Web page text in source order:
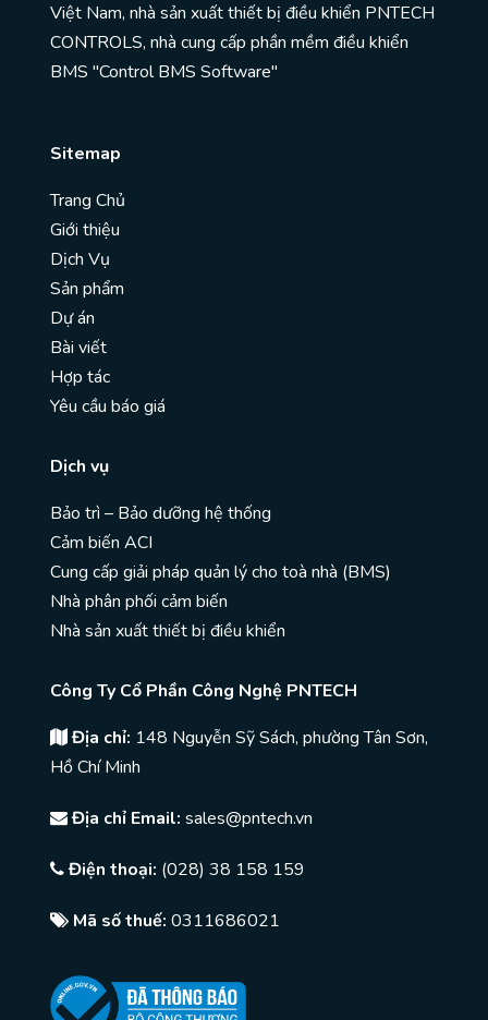
Việt Nam, nhà sản xuất thiết bị điều khiển PNTECH
CONTROLS, nhà cung cấp phần mềm điều khiển
BMS "Control BMS Software"
Sitemap
Trang Chủ
Giới thiệu
Dịch Vụ
Sản phẩm
Dự án
Bài viết
Hợp tác
Yêu cầu báo giá
Dịch vụ
Bảo trì – Bảo dưỡng hệ thống
Cảm biến ACI
Cung cấp giải pháp quản lý cho toà nhà (BMS)
Nhà phân phối cảm biến
Nhà sản xuất thiết bị điều khiển
Công Ty Cổ Phần Công Nghệ PNTECH
Địa chỉ: 148 Nguyễn Sỹ Sách, phường Tân Sơn,
Hồ Chí Minh
Địa chỉ Email: sales@pntech.vn
Điện thoại: (028) 38 158 159
Mã số thuế: 0311686021